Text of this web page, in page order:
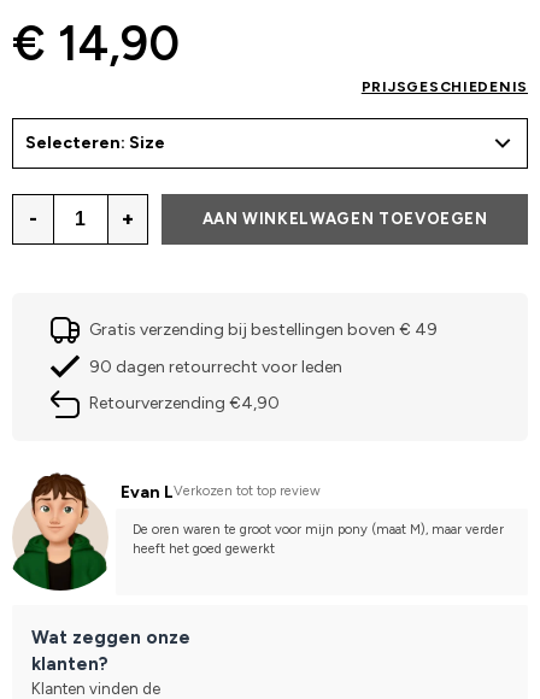
€ 14,90
PRIJSGESCHIEDENIS
Selecteren: Size
- + AAN WINKELWAGEN TOEVOEGEN
Gratis verzending bij bestellingen boven € 49
90 dagen retourrecht voor leden
Retourverzending €4,90
Evan LVerkozen tot top review
De oren waren te groot voor mijn pony (maat M), maar verder
heeft het goed gewerkt
Wat zeggen onze
klanten?
Klanten vinden de